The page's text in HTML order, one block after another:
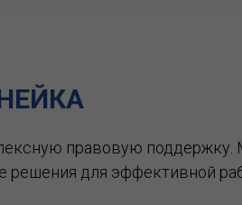
правовую поддержку.
решения для эффективной